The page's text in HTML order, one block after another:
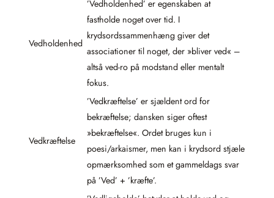
Vedholdenhed
’Vedholdenhed’ er egenskaben at
fastholde noget over tid. I
krydsordssammenhæng giver det
associationer til noget, der »bliver ved« –
altså ved-ro på modstand eller mentalt
fokus.
Vedkræftelse
’Vedkræftelse’ er sjældent ord for
bekræftelse; dansken siger oftest
»bekræftelse«. Ordet bruges kun i
poesi/arkaismer, men kan i krydsord stjæle
opmærksomhed som et gammeldags svar
på ’Ved’ + ’kræfte’.